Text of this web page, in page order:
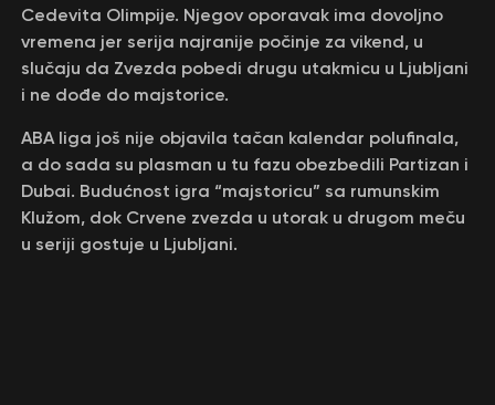
Cedevita Olimpije. Njegov oporavak ima dovoljno
vremena jer serija najranije počinje za vikend, u
slučaju da Zvezda pobedi drugu utakmicu u Ljubljani
i ne dođe do majstorice.
ABA liga još nije objavila tačan kalendar polufinala,
a do sada su plasman u tu fazu obezbedili Partizan i
Dubai. Budućnost igra “majstoricu” sa rumunskim
Klužom, dok Crvene zvezda u utorak u drugom meču
u seriji gostuje u Ljubljani.